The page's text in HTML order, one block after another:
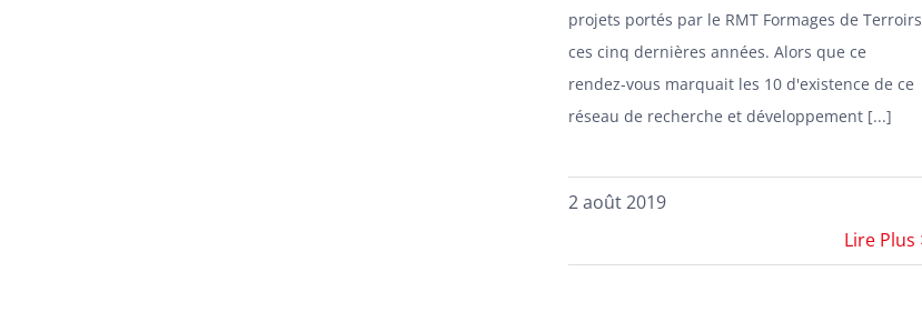
projets portés par le RMT Formages de Terroirs
ces cinq dernières années. Alors que ce
rendez-vous marquait les 10 d'existence de ce
réseau de recherche et développement [...]
2 août 2019
Lire Plus